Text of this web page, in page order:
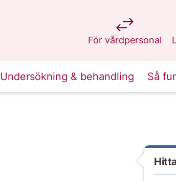
För vårdpersonal
på 1177.se
Undersökning & behandling Så